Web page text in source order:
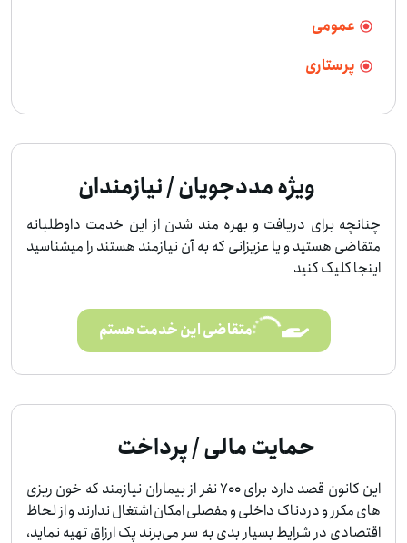
عمومی
پرستاری
ویژه مددجویان / نیازمندان
چنانچه برای دریافت و بهره مند شدن از این خدمت داوطلبانه
متقاضی هستید و یا عزیزانی که به آن نیازمند هستند را میشناسید
اینجا کلیک کنید
متقاضی این خدمت هستم
حمایت مالی / پرداخت
این کانون قصد دارد برای 700 نفر از بیماران نیازمند که خون ریزی
های مکرر و دردناک داخلی و مفصلی امکان اشتغال ندارند و از لحاظ
اقتصادی در شرایط بسیار بدی به سر می‌برند پک ارزاق تهیه نماید،